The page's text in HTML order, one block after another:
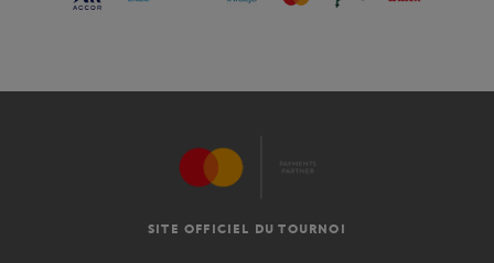
SITE OFFICIEL DU TOURNOI